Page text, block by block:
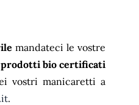
mandateci le vostre
prodotti bio certificati
vostri manicaretti a
.